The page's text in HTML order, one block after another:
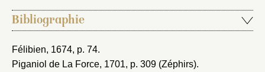
Bibliographie
Félibien, 1674, p. 74.
Piganiol de La Force, 1701, p. 309 (Zéphirs).